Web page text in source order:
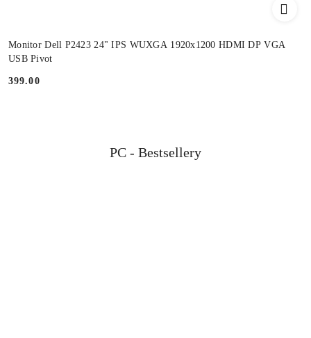
Monitor Dell P2423 24" IPS WUXGA 1920x1200 HDMI DP VGA
USB Pivot
Cena:
399.00
Pomiń karuzelę produktów
Produkty
PC - Bestsellery